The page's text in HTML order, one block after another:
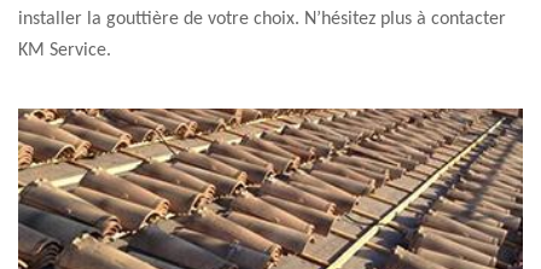
installer la gouttière de votre choix. N’hésitez plus à contacter
KM Service.